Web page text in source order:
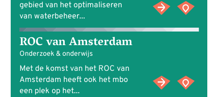
gebied van het optimaliseren
van waterbeheer...
ROC van Amsterdam
Onderzoek & onderwijs
Met de komst van het ROC van
Amsterdam heeft ook het mbo
een plek op het...